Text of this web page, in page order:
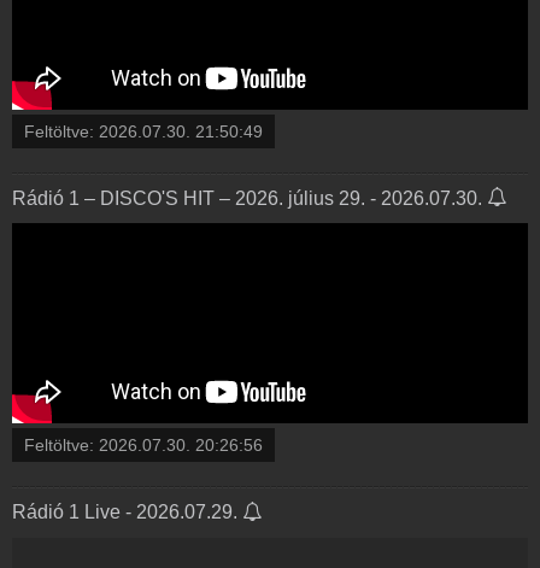
Feltöltve: 2026.07.30. 21:50:49
Rádió 1 – DISCO'S HIT – 2026. július 29. - 2026.07.30.
Feltöltve: 2026.07.30. 20:26:56
Rádió 1 Live - 2026.07.29.